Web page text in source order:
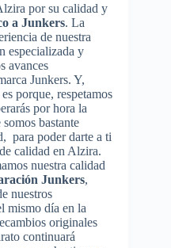
por su calidad y
a Junkers. La
de nuestra
especializada y
avances
Junkers. Y,
porque, respetamos
por hora la
bastante
para poder darte a ti
calidad en Alzira.
nuestra calidad
Junkers,
nuestros
mismo día en la
originales
continuará